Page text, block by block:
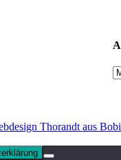
Thorandt aus